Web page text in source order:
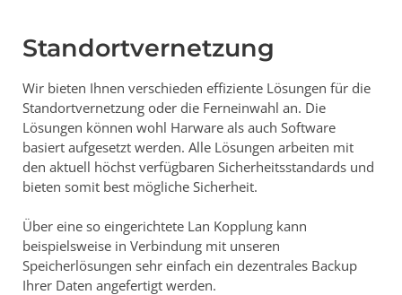
Standortvernetzung
Wir bieten Ihnen verschieden effiziente Lösungen für die
Standortvernetzung oder die Ferneinwahl an. Die
Lösungen können wohl Harware als auch Software
basiert aufgesetzt werden. Alle Lösungen arbeiten mit
den aktuell höchst verfügbaren Sicherheitsstandards und
bieten somit best mögliche Sicherheit.
Über eine so eingerichtete Lan Kopplung kann
beispielsweise in Verbindung mit unseren
Speicherlösungen sehr einfach ein dezentrales Backup
Ihrer Daten angefertigt werden.